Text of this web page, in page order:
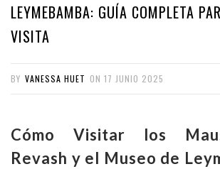
LEYMEBAMBA: GUÍA COMPLETA
VISITA
BY VANESSA HUET ON 17 JUNIO 2025
Cómo Visitar los
Revash y el Museo de